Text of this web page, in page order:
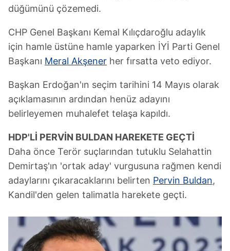
düğümünü çözemedi.
CHP Genel Başkanı Kemal Kılıçdaroğlu adaylık
için hamle üstüne hamle yaparken İYİ Parti Genel
Başkanı Meral Akşener her fırsatta veto ediyor.
Başkan Erdoğan'ın seçim tarihini 14 Mayıs olarak
açıklamasının ardından henüz adayını
belirleyemen muhalefet telaşa kapıldı.
HDP'Lİ PERVİN BULDAN HAREKETE GEÇTİ
Daha önce Terör suçlarından tutuklu Selahattin
Demirtaş'ın 'ortak aday' vurgusuna rağmen kendi
adaylarını çıkaracaklarını belirten Pervin Buldan,
Kandil'den gelen talimatla harekete geçti.